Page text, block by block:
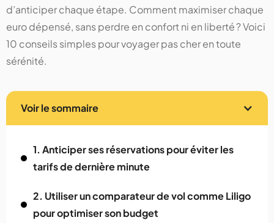
d’anticiper chaque étape. Comment maximiser chaque
euro dépensé, sans perdre en confort ni en liberté ? Voici
10 conseils simples pour voyager pas cher en toute
sérénité.
Voir le sommaire
1. Anticiper ses réservations pour éviter les
tarifs de dernière minute
2. Utiliser un comparateur de vol comme Liligo
pour optimiser son budget